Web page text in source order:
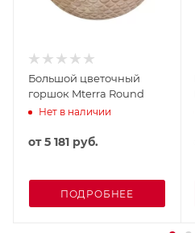
Большой цветочный
горшок Mterra Round
Нет в наличии
от5 181 руб.
ПОДРОБНЕЕ